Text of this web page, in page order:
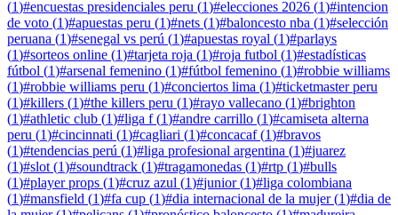
(1)#encuestas presidenciales peru (1)#elecciones 2026 (1)#intencion
de voto (1)#apuestas peru (1)#nets (1)#baloncesto nba (1)#selección
peruana (1)#senegal vs perú (1)#apuestas royal (1)#parlays
(1)#sorteos online (1)#tarjeta roja (1)#roja futbol (1)#estadísticas
fútbol (1)#arsenal femenino (1)#fútbol femenino (1)#robbie williams
(1)#robbie williams peru (1)#conciertos lima (1)#ticketmaster peru
(1)#killers (1)#the killers peru (1)#rayo vallecano (1)#brighton
(1)#athletic club (1)#liga f(1)#andre carrillo (1)#camiseta alterna
peru (1)#cincinnati (1)#cagliari (1)#concacaf(1)#bravos
(1)#tendencias perú (1)#liga profesional argentina (1)#juarez
(1)#slot (1)#soundtrack (1)#tragamonedas (1)#rtp (1)#bulls
(1)#player props (1)#cruz azul (1)#junior(1)#liga colombiana
(1)#mansfield (1)#fa cup (1)#dia internacional de la mujer(1)#dia de